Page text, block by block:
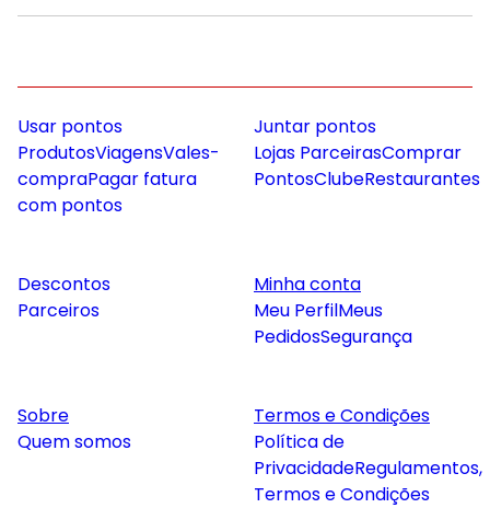
Usar pontos
ProdutosViagensVales-
compraPagar fatura
com pontos
Juntar pontos
Lojas ParceirasComprar
PontosClubeRestaurantes
Descontos
Parceiros
Minha conta
Meu PerfilMeus
PedidosSegurança
Sobre
Quem somos
Termos e Condições
Política de
PrivacidadeRegulamentos,
Termos e Condições